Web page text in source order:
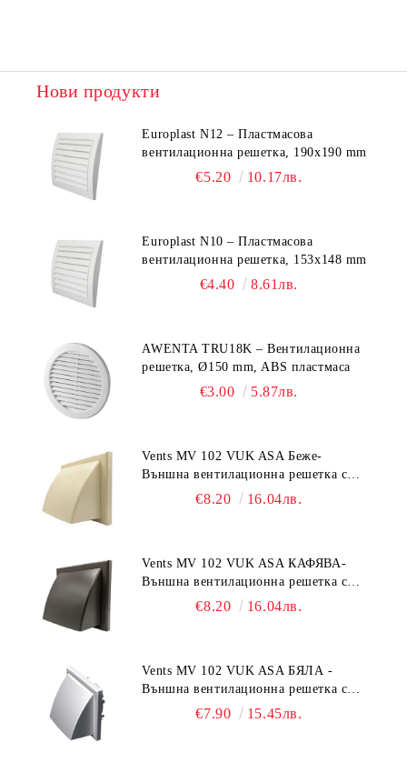
Нови продукти
Europlast N12 – Пластмасова
вентилационна решетка, 190x190 mm
€5.20 10.17лв.
Europlast N10 – Пластмасова
вентилационна решетка, 153x148 mm
€4.40 8.61лв.
AWENTA TRU18K – Вентилационна
решетка, Ø150 mm, ABS пластмаса
€3.00 5.87лв.
Vents MV 102 VUK ASA Беже-
Външна вентилационна решетка с
гравитачна клапа Ø 100, Ø 125,
€8.20 16.04лв.
Vents MV 102 VUK ASA КАФЯВА-
Външна вентилационна решетка с
гравитачна клапа Ø 100, Ø 125,
€8.20 16.04лв.
Vents MV 102 VUK ASA БЯЛА -
Външна вентилационна решетка с
гравитачна клапа Ø 100, Ø 125,
€7.90 15.45лв.